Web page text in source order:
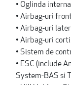
• Oglinda
• Airbag-uri
• Airbag-uri
• Airbag-uri
• Sistem de
• ESC (include
System-BAS si